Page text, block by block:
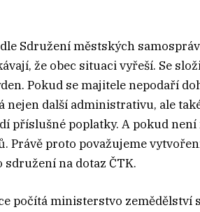
Sdružení městských
že obec situaci vyřeší. Se
Pokud se majitele nepodaří
nejen další administrativu, ale
příslušné poplatky. A pokud
Právě proto považujeme
sdružení na dotaz ČTK.
počítá ministerstvo